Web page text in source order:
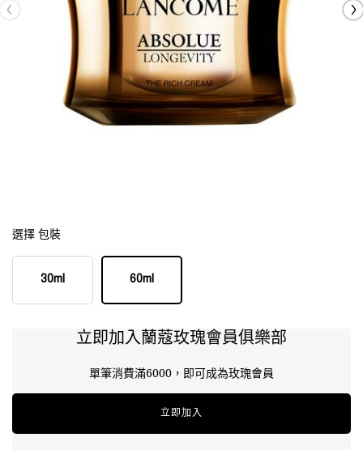
選擇 包裝
Selected
30ml
, 1 of 2 Selected
60ml
, 2 of 2
立即加入蘭蔻玫瑰會員俱樂部
單筆消費滿6000，即可成為玫瑰會員
立即加入